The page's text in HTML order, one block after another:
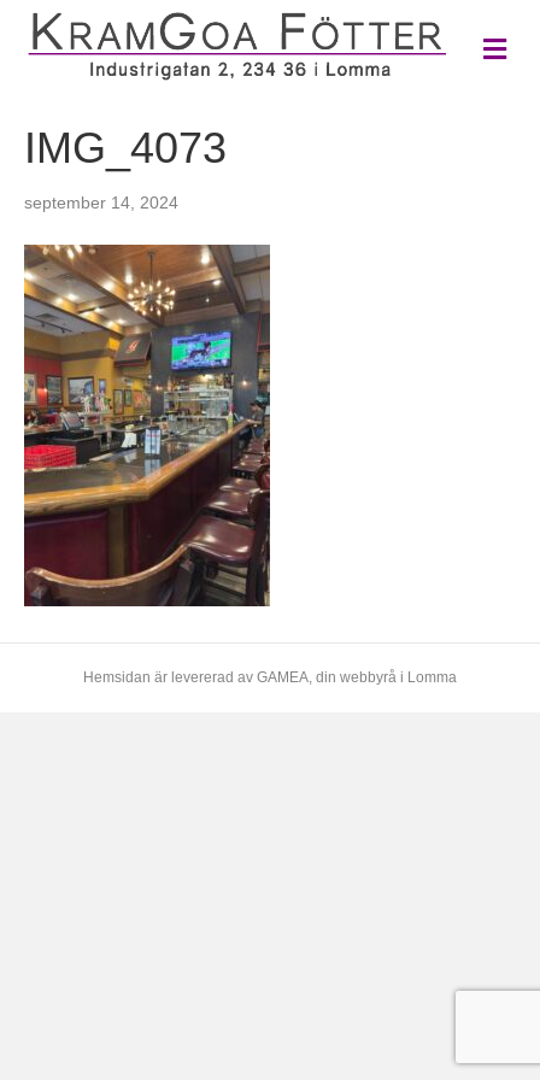
M
e
IMG_4073
september 14, 2024
Hemsidan är levererad av GAMEA, din webbyrå i Lomma